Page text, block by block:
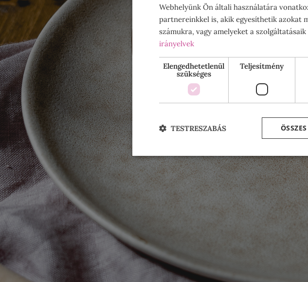
Webhelyünk Ön általi használatára
partnereinkkel is, akik egyesíthetik azokat
számukra, vagy amelyeket a
irányelvek
Elengedhetetlenül
szükséges
Teljesítmény
TESTRESZABÁS